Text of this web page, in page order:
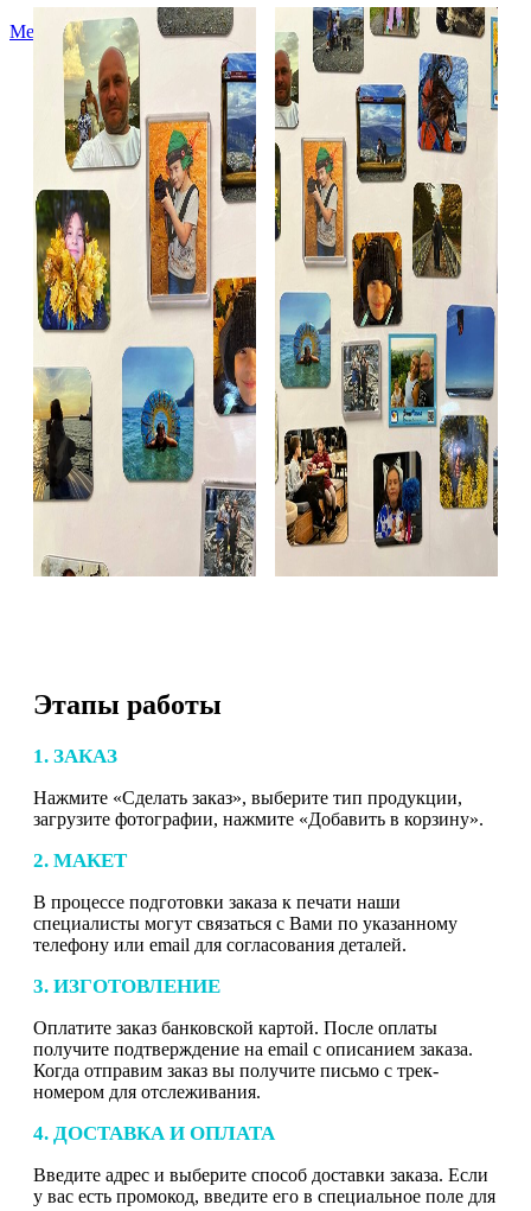
Меню
Этапы работы
1. ЗАКАЗ
Нажмите «Сделать заказ», выберите тип продукции,
загрузите фотографии, нажмите «Добавить в корзину».
2. МАКЕТ
В процессе подготовки заказа к печати наши
специалисты могут связаться с Вами по указанному
телефону или email для согласования деталей.
3. ИЗГОТОВЛЕНИЕ
Оплатите заказ банковской картой. После оплаты
получите подтверждение на email с описанием заказа.
Когда отправим заказ вы получите письмо с трек-
номером для отслеживания.
4. ДОСТАВКА И ОПЛАТА
Введите адрес и выберите способ доставки заказа. Если
у вас есть промокод, введите его в специальное поле для